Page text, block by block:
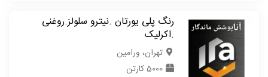
رنگ پلی یورتان .نیترو سلولز.روغنی
.اکرلیک
تهران، ورامین
5000 کارتن